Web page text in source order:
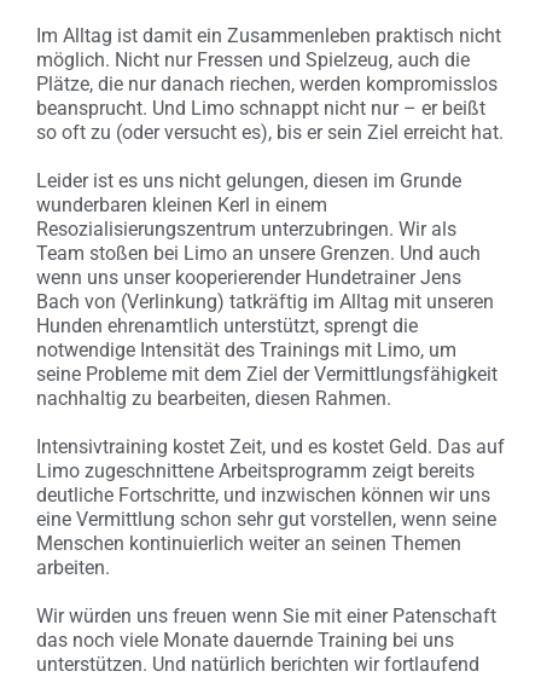
Im Alltag ist damit ein Zusammenleben praktisch nicht
möglich. Nicht nur Fressen und Spielzeug, auch die
Plätze, die nur danach riechen, werden kompromisslos
beansprucht. Und Limo schnappt nicht nur – er beißt
so oft zu (oder versucht es), bis er sein Ziel erreicht hat.
Leider ist es uns nicht gelungen, diesen im Grunde
wunderbaren kleinen Kerl in einem
Resozialisierungszentrum unterzubringen. Wir als
Team stoßen bei Limo an unsere Grenzen. Und auch
wenn uns unser kooperierender Hundetrainer Jens
Bach von (Verlinkung) tatkräftig im Alltag mit unseren
Hunden ehrenamtlich unterstützt, sprengt die
notwendige Intensität des Trainings mit Limo, um
seine Probleme mit dem Ziel der Vermittlungsfähigkeit
nachhaltig zu bearbeiten, diesen Rahmen.
Intensivtraining kostet Zeit, und es kostet Geld. Das auf
Limo zugeschnittene Arbeitsprogramm zeigt bereits
deutliche Fortschritte, und inzwischen können wir uns
eine Vermittlung schon sehr gut vorstellen, wenn seine
Menschen kontinuierlich weiter an seinen Themen
arbeiten.
Wir würden uns freuen wenn Sie mit einer Patenschaft
das noch viele Monate dauernde Training bei uns
unterstützen. Und natürlich berichten wir fortlaufend